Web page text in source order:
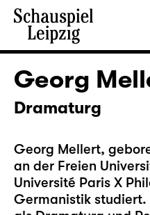
Georg
Dramaturg
Georg Mellert,
an der Freien
Université Paris X
Germanistik